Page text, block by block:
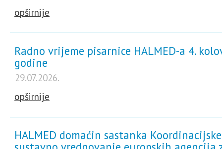
opširnije
Radno vrijeme pisarnice HALMED-a 4.
godine
29.07.2026.
opširnije
HALMED domaćin sastanka